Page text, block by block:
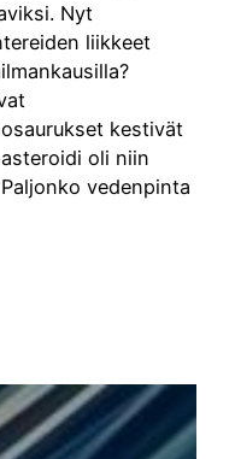
Nyt
liikkeet
kestivät
oli niin
vedenpinta